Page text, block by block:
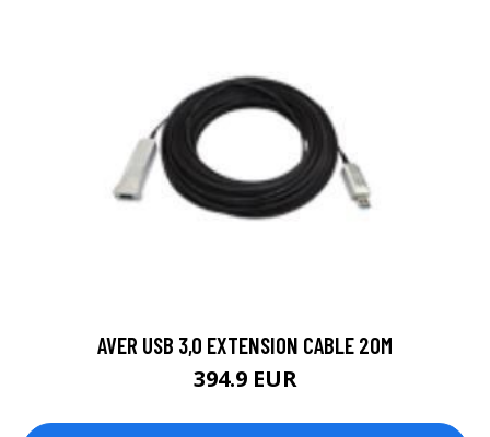
AVER USB 3,0 EXTENSION CABLE 20M
394.9 EUR